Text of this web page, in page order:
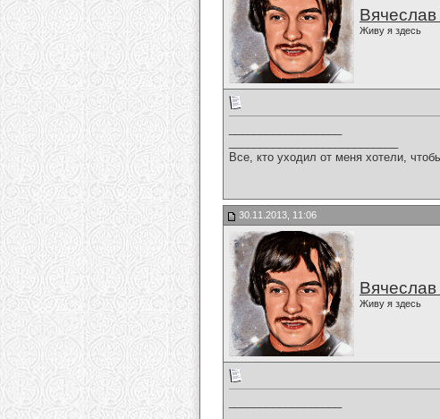
Живу я здесь
Все, кто уходил от меня хотели,
30.11.2013, 11:06
Живу я здесь